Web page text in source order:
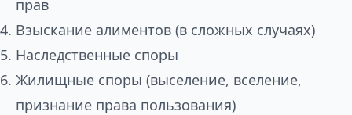
прав
Взыскание алиментов (в сложных случаях)
Наследственные споры
Жилищные споры (выселение, вселение,
признание права пользования)